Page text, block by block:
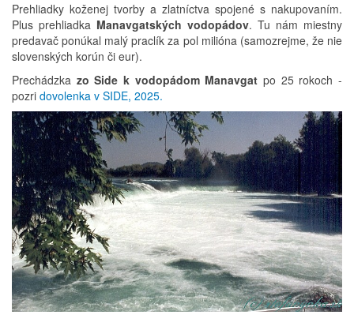
Prehliadky koženej tvorby a zlatníctva spojené s nakupovaním.
Plus prehliadka Manavgatských vodopádov. Tu nám miestny
predavač ponúkal malý praclík za pol milióna (samozrejme, že nie
slovenských korún či eur).
Prechádzka zo Side k vodopádom Manavgat po 25 rokoch -
pozri dovolenka v SIDE, 2025.